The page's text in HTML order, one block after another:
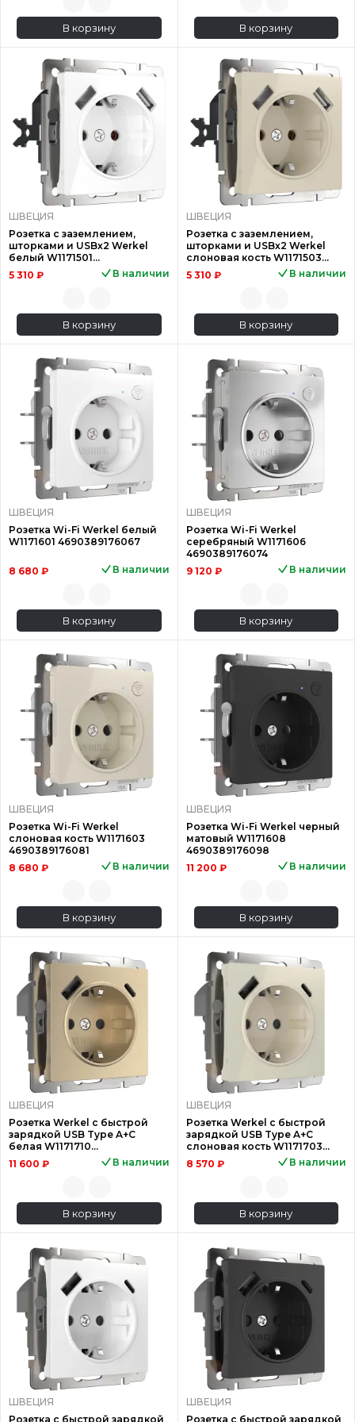
разнообразие дизайнерских решений – основные
В корзину В корзину
ШВЕЦИЯ
Розетка с заземлением,
шторками и USBх2 Werkel
белый W1171501
4690389155345
5 310 ₽ В наличии
В корзину
ШВЕЦИЯ
Розетка с заземлением,
шторками и USBх2 Werkel
слоновая кость W1171503
4690389155833
5 310 ₽ В наличии
В корзину
ШВЕЦИЯ
Розетка Wi-Fi Werkel белый
W1171601 4690389176067
8 680 ₽ В наличии
В корзину
ШВЕЦИЯ
Розетка Wi-Fi Werkel
серебряный W1171606
4690389176074
9 120 ₽
В наличии
В корзину
ШВЕЦИЯ
Розетка Wi-Fi Werkel
слоновая кость W1171603
4690389176081
8 680 ₽
В наличии
В корзину
ШВЕЦИЯ
Розетка Wi-Fi Werkel черный
матовый W1171608
4690389176098
11 200 ₽
В наличии
В корзину
ШВЕЦИЯ
Розетка Werkel с быстрой
зарядкой USB Type A+С
белая W1171710
4690389176463
11 600 ₽ В наличии
В корзину
ШВЕЦИЯ
Розетка Werkel с быстрой
зарядкой USB Type A+С
слоновая кость W1171703
4690389176425
8 570 ₽ В наличии
В корзину
ШВЕЦИЯ
Розетка с быстрой зарядкой
ШВЕЦИЯ
Розетка с быстрой зарядкой